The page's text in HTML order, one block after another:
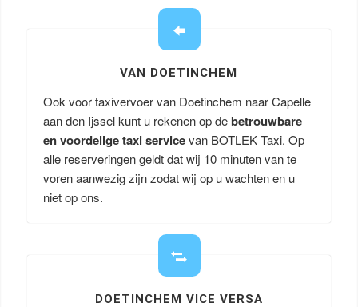
VAN DOETINCHEM
Ook voor taxivervoer van Doetinchem naar Capelle
aan den Ijssel kunt u rekenen op debetrouwbare
en voordelige taxi servicevan BOTLEK Taxi. Op
alle reserveringen geldt dat wij 10 minuten van te
voren aanwezig zijn zodat wij op u wachten en u
niet op ons.
DOETINCHEM VICE VERSA